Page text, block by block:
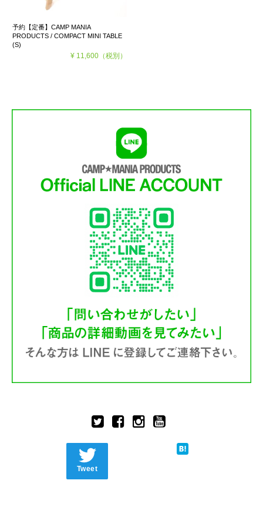
予約【定番】CAMP MANIA
PRODUCTS / COMPACT MINI TABLE
(S)
¥ 11,600（税別）
Tweet